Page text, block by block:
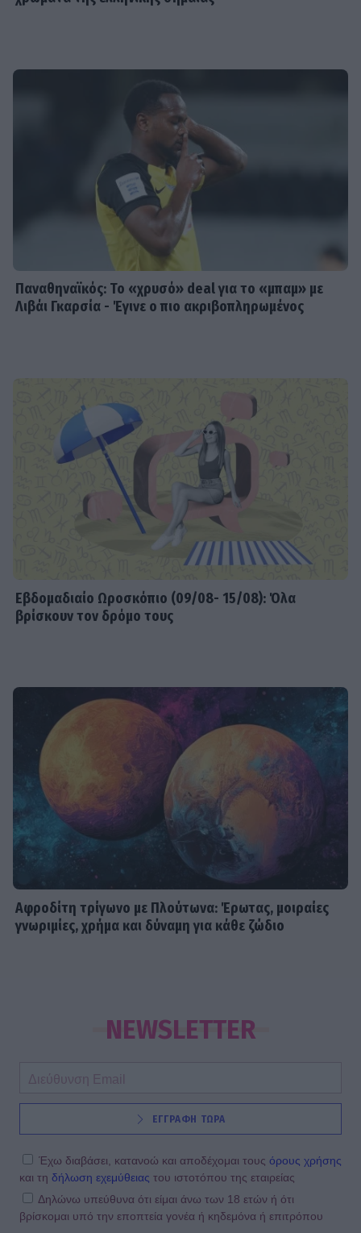
Παναθηναϊκός: Το «χρυσό» deal για το «μπαμ» με
Λιβάι Γκαρσία - Έγινε ο πιο ακριβοπληρωμένος
Εβδομαδιαίo Ωροσκόπιο (09/08- 15/08): Όλα
βρίσκουν τον δρόμο τους
Αφροδίτη τρίγωνο με Πλούτωνα: Έρωτας, μοιραίες
γνωριμίες, χρήμα και δύναμη για κάθε ζώδιο
NEWSLETTER
ΕΓΓΡΑΦΗ ΤΩΡΑ
Έχω διαβάσει, κατανοώ και αποδέχομαι τους όρους χρήσης
και τη δήλωση εχεμύθειας του ιστοτόπου της εταιρείας
Δηλώνω υπεύθυνα ότι είμαι άνω των 18 ετών ή ότι
βρίσκομαι υπό την εποπτεία γονέα ή κηδεμόνα ή επιτρόπου